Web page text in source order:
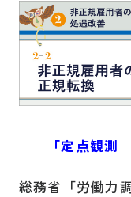
「定点観
総務省「労働力